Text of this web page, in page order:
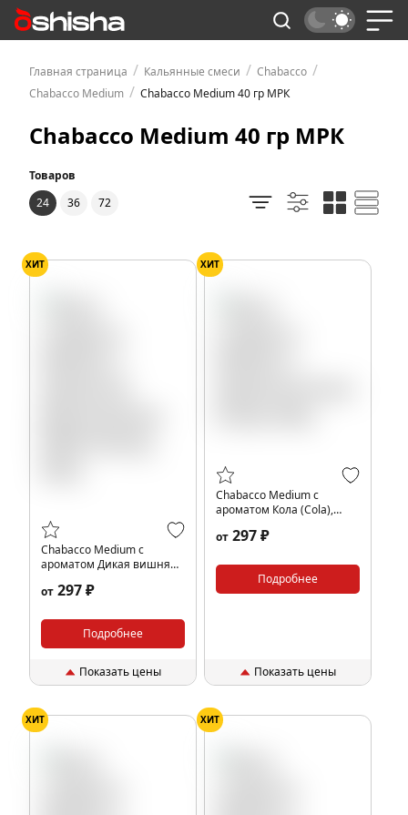
Главная страница / Кальянные смеси / Chabacco /
Chabacco Medium / Chabacco Medium 40 гр МРК
Chabacco Medium 40 гр МРК
Товаров
24
36 72
ХИТ
Chabacco Medium с
ароматом Дикая вишня
от 297 ₽
Подробнее
Показать цены
ХИТ
Chabacco Medium с
ароматом Кола (Cola),
от 297 ₽
Подробнее
Показать цены
ХИТ ХИТ